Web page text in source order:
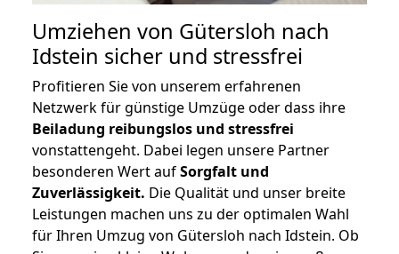
Umziehen von Gütersloh nach
Idstein sicher und stressfrei
Profitieren Sie von unserem erfahrenen
Netzwerk für günstige Umzüge oder dass ihre
Beiladung reibungslos und stressfrei
vonstattengeht. Dabei legen unsere Partner
besonderen Wert aufSorgfalt und
Zuverlässigkeit. Die Qualität und unser breite
Leistungen machen uns zu der optimalen Wahl
für Ihren Umzug von Gütersloh nach Idstein. Ob